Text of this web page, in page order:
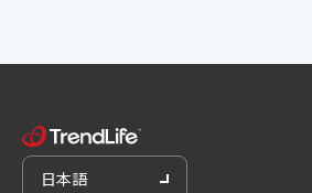
日本語